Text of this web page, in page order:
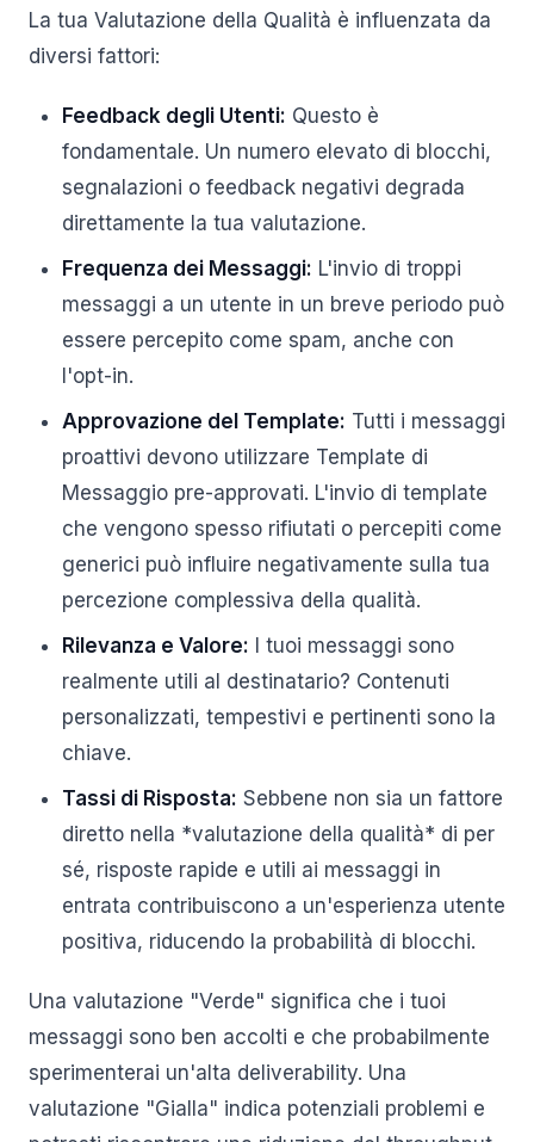
La tua Valutazione della Qualità è influenzata da
diversi fattori:
Feedback degli Utenti: Questo è
fondamentale. Un numero elevato di blocchi,
segnalazioni o feedback negativi degrada
direttamente la tua valutazione.
Frequenza dei Messaggi: L'invio di troppi
messaggi a un utente in un breve periodo può
essere percepito come spam, anche con
l'opt-in.
Approvazione del Template: Tutti i messaggi
proattivi devono utilizzare Template di
Messaggio pre-approvati. L'invio di template
che vengono spesso rifiutati o percepiti come
generici può influire negativamente sulla tua
percezione complessiva della qualità.
Rilevanza e Valore: I tuoi messaggi sono
realmente utili al destinatario? Contenuti
personalizzati, tempestivi e pertinenti sono la
chiave.
Tassi di Risposta: Sebbene non sia un fattore
diretto nella *valutazione della qualità* di per
sé, risposte rapide e utili ai messaggi in
entrata contribuiscono a un'esperienza utente
positiva, riducendo la probabilità di blocchi.
Una valutazione "Verde" significa che i tuoi
messaggi sono ben accolti e che probabilmente
sperimenterai un'alta deliverability. Una
valutazione "Gialla" indica potenziali problemi e